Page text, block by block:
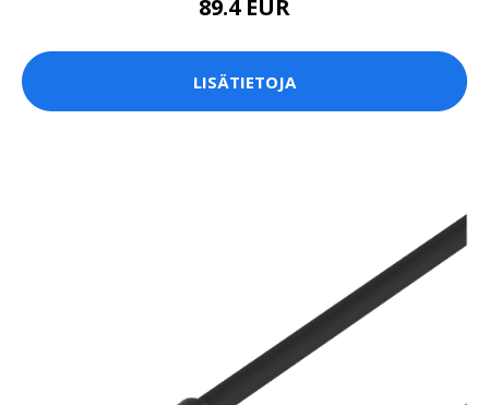
89.4 EUR
LISÄTIETOJA